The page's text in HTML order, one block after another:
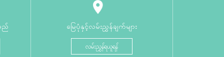
ည် မြေပုံနှင့်လမ်းညွှန်ချက်များ
လမ်းညွှန်ရယူရန်